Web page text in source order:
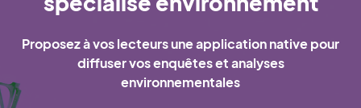
Proposez à vos lecteurs une application native pour
diffuser vos enquêtes et analyses
environnementales